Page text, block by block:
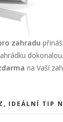
zahradu
na Vaší
IDEÁLNÍ TIP